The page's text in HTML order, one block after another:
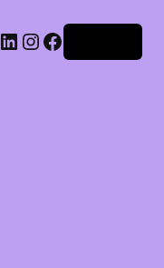
LinkedIn
Instagram
Facebook